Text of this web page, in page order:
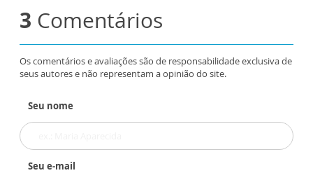
3 Comentários
Os comentários e avaliações são de responsabilidade exclusiva de
seus autores e não representam a opinião do site.
Seu nome
Seu e-mail